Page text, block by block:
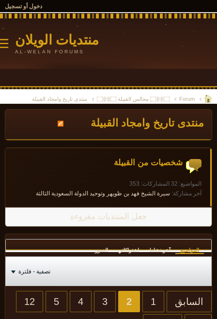
دخول أو تسجيل
منتديات الويلان
AL-WELAN FORUMS
☰
Forum ۝۩۩۝ مجالس القبيلة ۝۩۩۝ منتدى تاريخ وامجاد القبيلة
تاريخ وامجاد القبيلة
شخصيات من القبيلة
المواضيع: 32 المشاركات: 353
آخر مشاركة:سيرة الشيخ فهد بن ظويهر وتوحيد الدولة السعودية الثالثة
جعل المنتديات مقروءة
المواضيع آخر نشاط اشتراكاتي الصور
تصفية - فلترة